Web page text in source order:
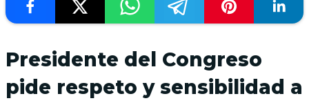
Presidente del Congreso
pide respeto y sensibilidad a